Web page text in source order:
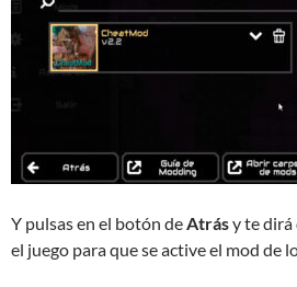
Y pulsas en el botón deAtrásy te dirá
el juego para que se active el mod de